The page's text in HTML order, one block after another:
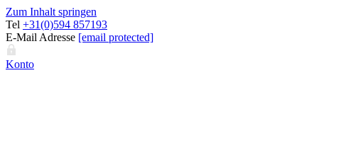
Zum Inhalt springen
Tel +31(0)594 857193
E-Mail Adresse [email protected]
Konto